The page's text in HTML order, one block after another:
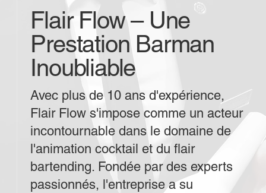
Flair Flow – Une
Prestation Barman
Inoubliable
Avec plus de 10 ans d'expérience,
Flair Flow s'impose comme un acteur
incontournable dans le domaine de
l'animation cocktail et du flair
bartending. Fondée par des experts
passionnés, l'entreprise a su